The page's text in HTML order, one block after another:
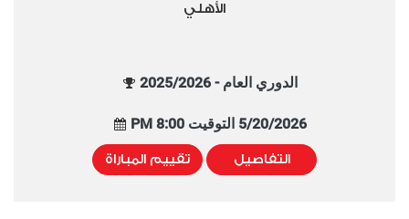
الأهلي
الدوري العام - 2025/2026
5/20/2026 التوقيت 8:00 PM
التفاصيل تقييم المباراة